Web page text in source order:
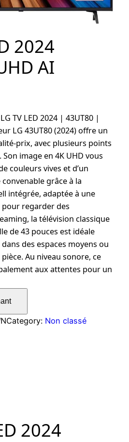
2024
AI
TV LED 2024 | 43UT80 |
LG 43UT80 (2024) offre un
prix, avec plusieurs points
image en 4K UHD vous
couleurs vives et d’un
grâce à la
intégrée, adaptée à une
regarder des
la télévision classique
de 43 pouces est idéale
des espaces moyens ou
Au niveau sonore, ce
aux attentes pour un
Category: Non classé
2024